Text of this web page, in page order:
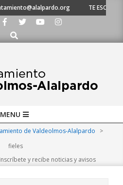
TE
Buscar
MENU
de Valdeolmos-Alalpardo
>
fieles
y recibe noticias y avisos